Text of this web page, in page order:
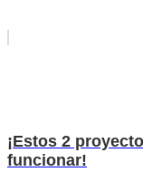
¡Estos 2
funcionar!